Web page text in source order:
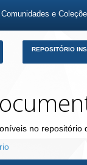
Comunidades e
REPOSITÓRIO
no repositório